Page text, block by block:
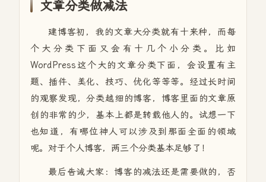
文章分类做减法
建博客初，我的文章大分类就有十来种，而每
个大分类下面又会有十几个小分类。比如
WordPress这个大的文章分类下面，会设置有主
题、插件、美化、技巧、优化等等等。经过长时间
的观察发现，分类越细的博客，博客里面的文章原
创的非常的少，基本上都是转载他人的。试想一下
也知道，有哪位神人可以涉及到那面全面的领域
呢。对于个人博客，两三个分类基本足够了！
最后告诫大家：博客的减法还是需要做的，否